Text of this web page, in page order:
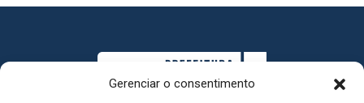
Gerenciar o consentimento